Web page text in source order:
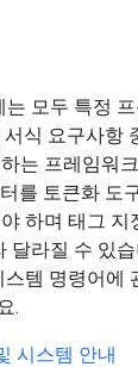
는 모두 특정
식 요구사항
는 프레임워
를 토큰화 도
하며 태그 지
달라질 수 있
템 명령어에
.
시스템 안내